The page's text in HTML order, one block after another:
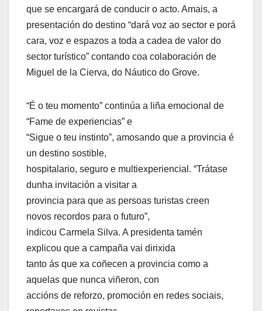
que se encargará de conducir o acto. Amais, a
presentación do destino “dará voz ao sector e porá
cara, voz e espazos a toda a cadea de valor do
sector turístico” contando coa colaboración de
Miguel de la Cierva, do Náutico do Grove.
“É o teu momento” continúa a liña emocional de
“Fame de experiencias” e
“Sigue o teu instinto”, amosando que a provincia é
un destino sostible,
hospitalario, seguro e multiexperiencial. “Trátase
dunha invitación a visitar a
provincia para que as persoas turistas creen
novos recordos para o futuro”,
indicou Carmela Silva. A presidenta tamén
explicou que a campaña vai dirixida
tanto ás que xa coñecen a provincia como a
aquelas que nunca viñeron, con
accións de reforzo, promoción en redes sociais,